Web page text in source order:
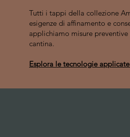
Tutti i tappi della collezione
esigenze di affinamento e
applichiamo misure
cantina.
Esplora le tecnologie